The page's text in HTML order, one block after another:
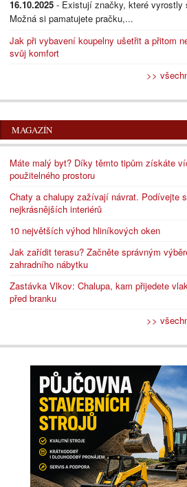
16.10.2025 - Existují značky, které vyrostly
Možná si pamatujete pračku,...
Jak při vybavení koupelny ušetřit a přitom
svůj komfort
>>
MAGAZÍN
Máte malý byt? Díky těmto tipům získáte
použitelného prostoru
Chaty a chalupy zažívají návrat. Podívejte
nejkrásnějších interiérů
10 největších výhod hliníkových oken
Jak zařídit terasu? Začněte správným
zahradního nábytku
Zastávka Vlkov: Chalupa, kam přijedete
před branku
>>